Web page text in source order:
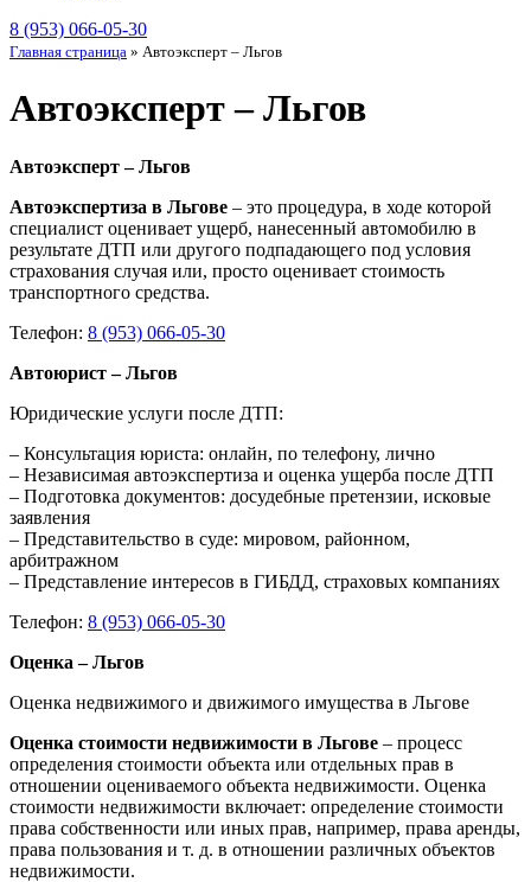
8 (953) 066-05-30
Главная страница » Автоэксперт – Льгов
Автоэксперт – Льгов
Автоэксперт – Льгов
Автоэкспертиза в Льгове – это процедура, в ходе которой
специалист оценивает ущерб, нанесенный автомобилю в
результате ДТП или другого подпадающего под условия
страхования случая или, просто оценивает стоимость
транспортного средства.
Телефон: 8 (953) 066-05-30
Автоюрист – Льгов
Юридические услуги после ДТП:
– Консультация юриста: онлайн, по телефону, лично
– Независимая автоэкспертиза и оценка ущерба после ДТП
– Подготовка документов: досудебные претензии, исковые
заявления
– Представительство в суде: мировом, районном,
арбитражном
– Представление интересов в ГИБДД, страховых компаниях
Телефон: 8 (953) 066-05-30
Оценка – Льгов
Оценка недвижимого и движимого имущества в Льгове
Оценка стоимости недвижимости в Льгове – процесс
определения стоимости объекта или отдельных прав в
отношении оцениваемого объекта недвижимости. Оценка
стоимости недвижимости включает: определение стоимости
права собственности или иных прав, например, права аренды,
права пользования и т. д. в отношении различных объектов
недвижимости.